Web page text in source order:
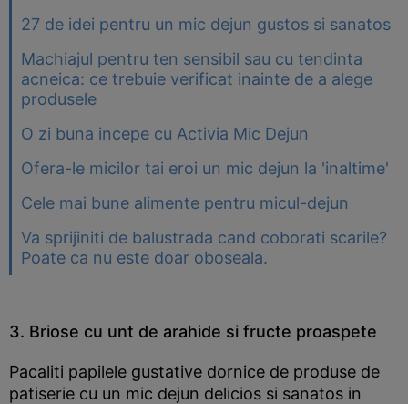
27 de idei pentru un mic dejun gustos si sanatos
Machiajul pentru ten sensibil sau cu tendinta
acneica: ce trebuie verificat inainte de a alege
produsele
O zi buna incepe cu Activia Mic Dejun
Ofera-le micilor tai eroi un mic dejun la 'inaltime'
Cele mai bune alimente pentru micul-dejun
Va sprijiniti de balustrada cand coborati scarile?
Poate ca nu este doar oboseala.
3. Briose cu unt de arahide si fructe proaspete
Pacaliti papilele gustative dornice de produse de
patiserie cu un mic dejun delicios si sanatos in